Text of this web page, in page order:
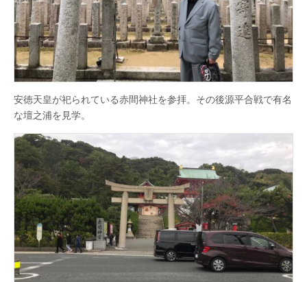
安徳天皇が祀られている赤間神社を参拝。その後源平合戦で有名
な壇之浦を見学。